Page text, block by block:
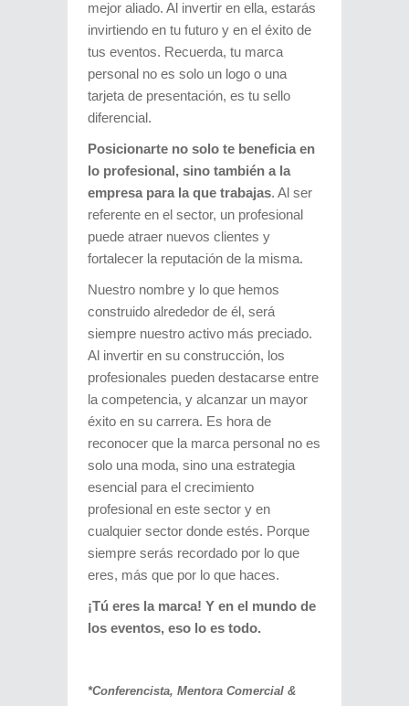
mejor aliado. Al invertir en ella, estarás
invirtiendo en tu futuro y en el éxito de
tus eventos. Recuerda, tu marca
personal no es solo un logo o una
tarjeta de presentación, es tu sello
diferencial.
Posicionarte no solo te beneficia en
lo profesional, sino también a la
empresa para la que trabajas. Al ser
referente en el sector, un profesional
puede atraer nuevos clientes y
fortalecer la reputación de la misma.
Nuestro nombre y lo que hemos
construido alrededor de él, será
siempre nuestro activo más preciado.
Al invertir en su construcción, los
profesionales pueden destacarse entre
la competencia, y alcanzar un mayor
éxito en su carrera. Es hora de
reconocer que la marca personal no es
solo una moda, sino una estrategia
esencial para el crecimiento
profesional en este sector y en
cualquier sector donde estés. Porque
siempre serás recordado por lo que
eres, más que por lo que haces.
¡Tú eres la marca! Y en el mundo de
los eventos, eso lo es todo.
*Conferencista, Mentora Comercial &